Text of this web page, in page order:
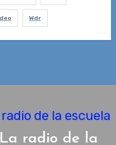
Wdr
radio de la